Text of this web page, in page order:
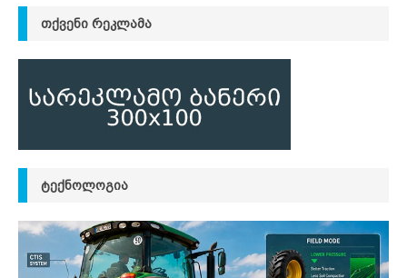
ᲗᲥᲕᲔᲜᲘ ᲠᲔᲙᲚᲐᲛᲐ
ᲢᲔᲥᲜᲝᲚᲝᲒᲘᲐ